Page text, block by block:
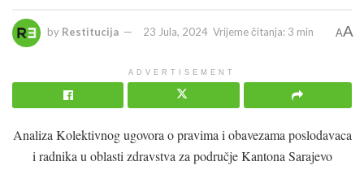
by Restitucija 23 Jula, 2024 Vrijeme čitanja: 3 min AA
ADVERTISEMENT
Analiza Kolektivnog ugovora o pravima i obavezama poslodavaca
i radnika u oblasti zdravstva za područje Kantona Sarajevo